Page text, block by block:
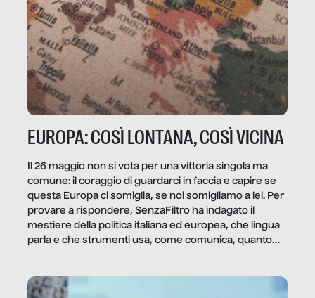
EUROPA: COSÌ LONTANA, COSÌ VICINA
Il 26 maggio non si vota per una vittoria singola ma
comune: il coraggio di guardarci in faccia e capire se
questa Europa ci somiglia, se noi somigliamo a lei. Per
provare a rispondere, SenzaFiltro ha indagato il
mestiere della politica italiana ed europea, che lingua
parla e che strumenti usa, come comunica, quanto